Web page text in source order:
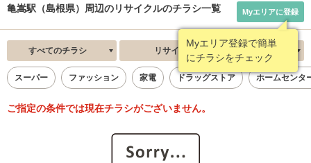
亀嵩駅（島根県）周辺のリサイクルのチラシ一覧
Myエリア登録で簡単
にチラシをチェック
Myエリアに登録
すべてのチラシ リサイクル 新着順
スーパー ファッション 家電 ドラッグストア ホームセンタ
ご指定の条件では現在チラシがございません。